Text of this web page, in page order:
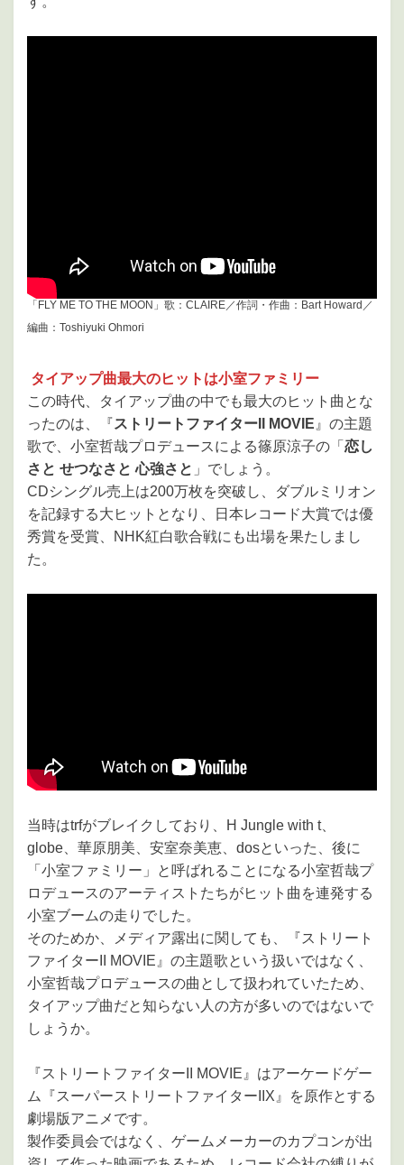
「FLY ME TO THE MOON」歌：CLAIRE／作詞・作曲：Bart Howard／
編曲：Toshiyuki Ohmori
タイアップ曲最大のヒットは小室ファミリー
この時代、タイアップ曲の中でも最大のヒット曲とな
ったのは、『ストリートファイターII MOVIE 』の主題
歌で、小室哲哉プロデュースによる篠原涼子の「 恋し
さと せつなさと 心強さと 」でしょう。
CDシングル売上は200万枚を突破し、ダブルミリオン
を記録する大ヒットとなり、日本レコード大賞では優
秀賞を受賞、NHK紅白歌合戦にも出場を果たしまし
た。
当時はtrfがブレイクしており、H Jungle with t、
globe、華原朋美、安室奈美恵、dosといった、後に
「小室ファミリー」と呼ばれることになる小室哲哉プ
ロデュースのアーティストたちがヒット曲を連発する
小室ブームの走りでした。
そのためか、メディア露出に関しても、『ストリート
ファイターII MOVIE』の主題歌という扱いではなく、
小室哲哉プロデュースの曲として扱われていたため、
タイアップ曲だと知らない人の方が多いのではないで
しょうか。
『ストリートファイターII MOVIE』はアーケードゲー
ム『スーパーストリートファイターIIX』を原作とする
劇場版アニメです。
製作委員会ではなく、ゲームメーカーのカプコンが出